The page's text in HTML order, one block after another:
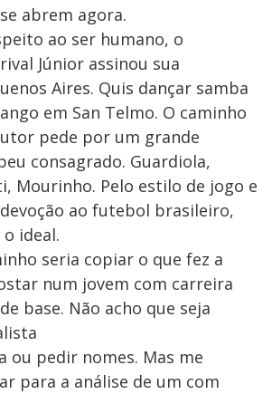
abrem agora.
ao ser humano, o
Júnior assinou sua
Aires. Quis dançar samba
em San Telmo. O caminho
pede por um grande
consagrado. Guardiola,
Mourinho. Pelo estilo de jogo e
ao futebol brasileiro,
ideal.
seria copiar o que fez a
num jovem com carreira
base. Não acho que seja
ou pedir nomes. Mas me
para a análise de um com